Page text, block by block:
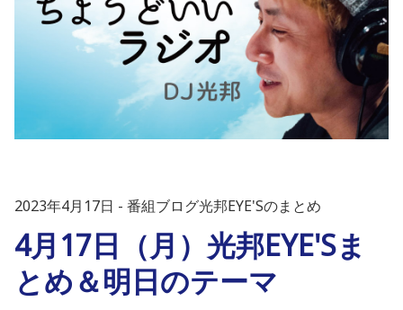
2023年4月17日 番組ブログ光邦EYE'Sのまとめ
4月17日（月）光邦EYE'Sま
とめ＆明日のテーマ